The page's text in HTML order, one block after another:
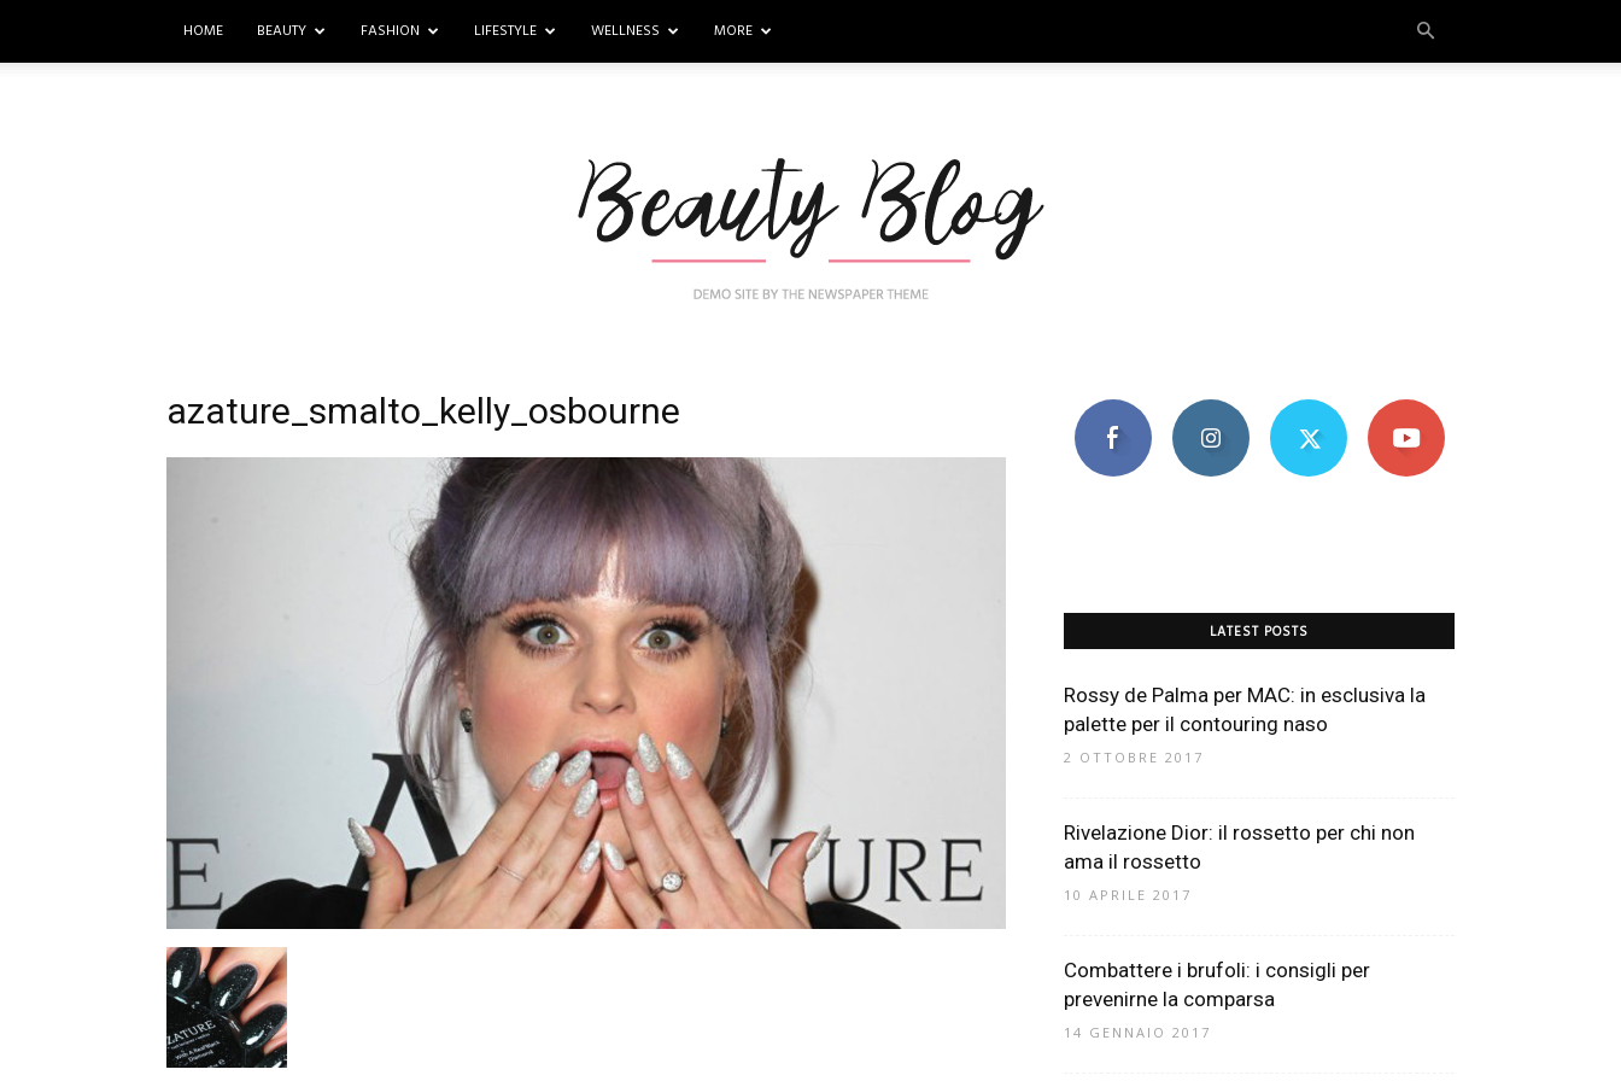
HOME BEAUTY FASHION LIFESTYLE WELLNESS MORE
Art
Mania
azature_smalto_kelly_osbourne
LATEST POSTS
Rossy de Palma per MAC: in esclusiva la
palette per il contouring naso
2 OTTOBRE 2017
Rivelazione Dior: il rossetto per chi non
ama il rossetto
10 APRILE 2017
Combattere i brufoli: i consigli per
prevenirne la comparsa
14 GENNAIO 2017